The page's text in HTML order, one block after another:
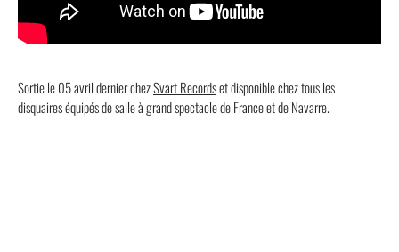
Sortie le 05 avril dernier chezSvart Recordset disponible chez tous les
disquaires équipés de salle à grand spectacle de France et de Navarre.